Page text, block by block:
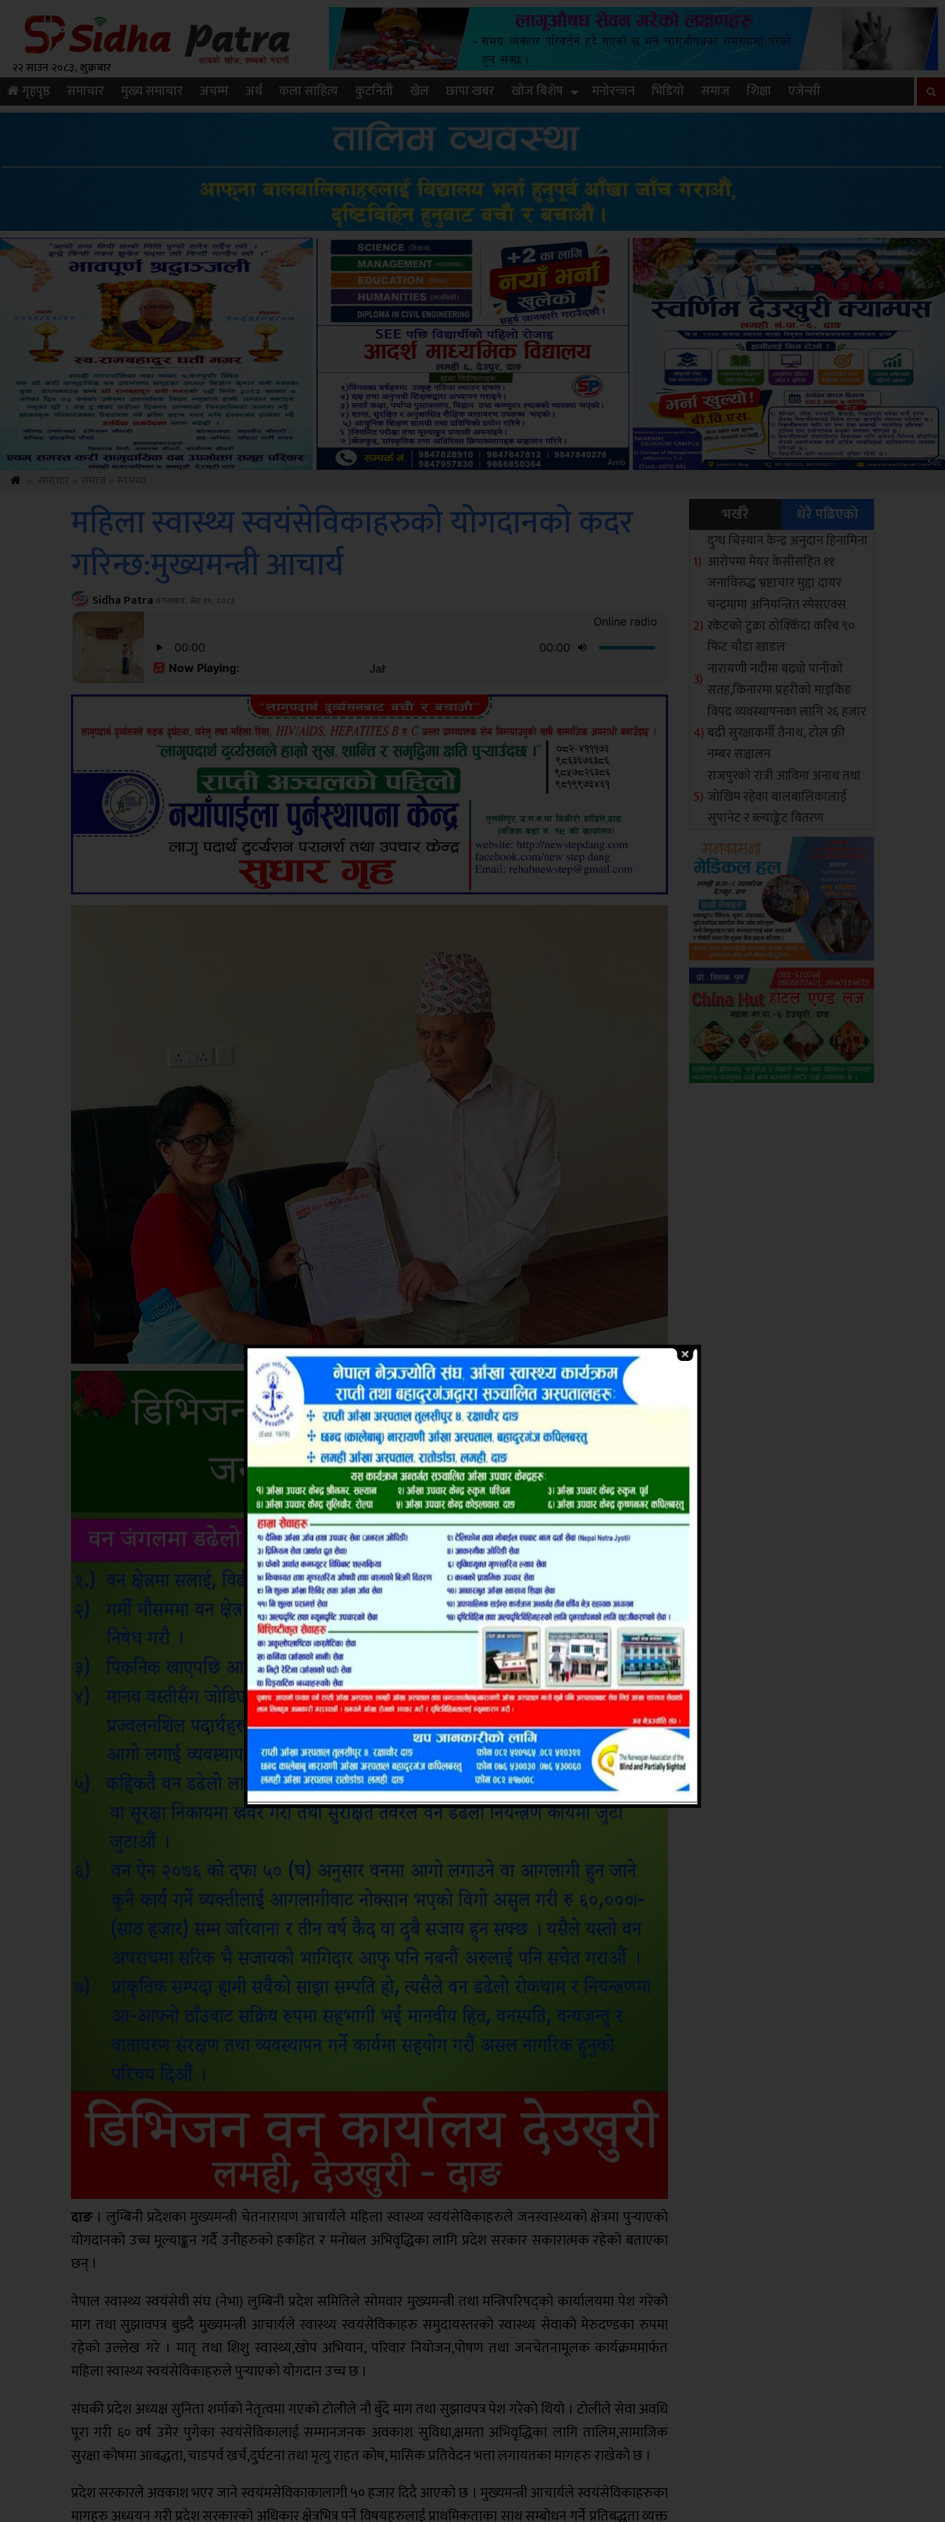
२२ साउन २०८३, शुक्रबार
गृहपृष्ठ समाचार मुख्य समाचार अचम्म अर्थ कला साहित्य कुटनिती खेल छापा खबर खोज बिशेष मनोरन्जन भिडियो समाज शिक्षा एजेन्सी
Amb Sdc ksbus
महिला स्वास्थ्य स्वयंसेविकाहरुको योगदानको कदर
गरिन्छ:मुख्यमन्त्री आचार्य
Sidha Patraमंगलबार, जेठ १९, २०८३
दाङ। लुम्बिनी प्रदेशका मुख्यमन्त्री चेतनारायण आचार्यले महिला स्वास्थ्य स्वयंसेविकाहरुले जनस्वास्थ्यको क्षेत्रमा पुर्‍याएको
योगदानको उच्च मूल्याङ्कन गर्दै उनीहरुको हकहित र मनोबल अभिवृद्धिका लागि प्रदेश सरकार सकारात्मक रहेको बताएका
छन् ।
नेपाल स्वास्थ्य स्वयंसेवी संघ (नेभा) लुम्बिनी प्रदेश समितिले सोमवार मुख्यमन्त्री तथा मन्त्रिपरिषद्को कार्यालयमा पेश गरेको
माग तथा सुझावपत्र बुझ्दै मुख्यमन्त्री आचार्यले स्वास्थ्य स्वयंसेविकाहरु समुदायस्तरको स्वास्थ्य सेवाको मेरुदण्डका रुपमा
रहेको उल्लेख गरे । मातृ तथा शिशु स्वास्थ्य,खोप अभियान, परिवार नियोजन,पोषण तथा जनचेतनामूलक कार्यक्रममार्फत
महिला स्वास्थ्य स्वयंसेविकाहरुले पुर्‍याएको योगदान उच्च छ ।
संघकी प्रदेश अध्यक्ष सुनिता शर्माको नेतृत्वमा गएको टोलीले नौ बुँदे माग तथा सुझावपत्र पेश गरेको थियो । टोलीले सेवा अवधि
पूरा गरी ६० वर्ष उमेर पुगेका स्वयंसेविकालाई सम्मानजनक अवकाश सुविधा,क्षमता अभिवृद्धिका लागि तालिम,सामाजिक
सुरक्षा कोषमा आबद्धता, चाडपर्व खर्च,दुर्घटना तथा मृत्यु राहत कोष, मासिक प्रतिवेदन भत्ता लगायतका मागहरु राखेको छ ।
प्रदेश सरकारले अवकाश भएर जाने स्वयंमसेविकाकालागी ५० हजार दिदै आएको छ । मुख्यमन्त्री आचार्यले स्वयंसेविकाहरुका
मागहरु अध्ययन गरी प्रदेश सरकारको अधिकार क्षेत्रभित्र पर्ने विषयहरुलाई प्राथमिकताका साथ सम्बोधन गर्ने प्रतिबद्धता व्यक्त
भर्खरै धेरै पढिएको
दुग्ध चिस्यान केन्द्र अनुदान हिनामिना
आरोपमा मेयर केसीसहित ११
जनाविरुद्ध भ्रष्टाचार मुद्दा दायर
चन्द्रमामा अनियन्त्रित स्पेसएक्स
रकेटको टुक्रा ठोक्किँदा करिब ९०
फिट चौडा खाडल
नारायणी नदीमा बढ्यो पानीको
सतह,किनारमा प्रहरीको माइकिङ
विपद व्यवस्थापनका लागि २६ हजार
बढी सुरक्षाकर्मी तैनाथ, टोल फ्री
नम्बर सञ्चालन
राजपुरको रात्री आविमा अनाथ तथा
जोखिम रहेका बालबालिकालाई
सुपानेट र ब्ल्याङ्केट वितरण